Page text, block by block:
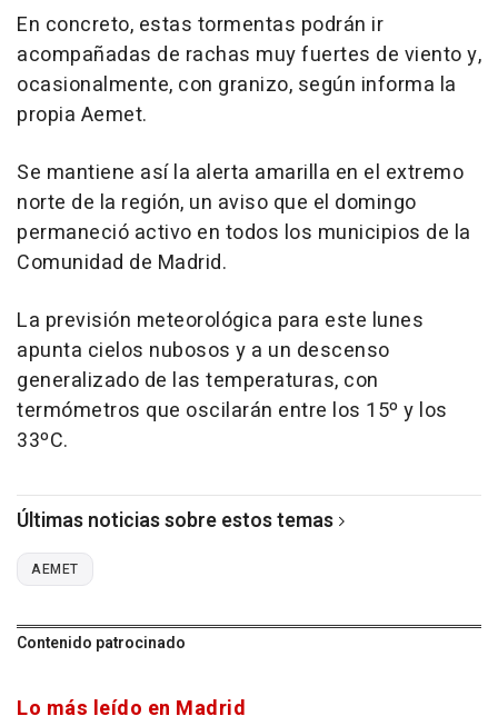
En concreto, estas tormentas podrán ir
acompañadas de rachas muy fuertes de viento y,
ocasionalmente, con granizo, según informa la
propia Aemet.
Se mantiene así la alerta amarilla en el extremo
norte de la región, un aviso que el domingo
permaneció activo en todos los municipios de la
Comunidad de Madrid.
La previsión meteorológica para este lunes
apunta cielos nubosos y a un descenso
generalizado de las temperaturas, con
termómetros que oscilarán entre los 15º y los
33ºC.
Últimas noticias sobre estos temas
AEMET
Contenido patrocinado
Lo más leído en Madrid